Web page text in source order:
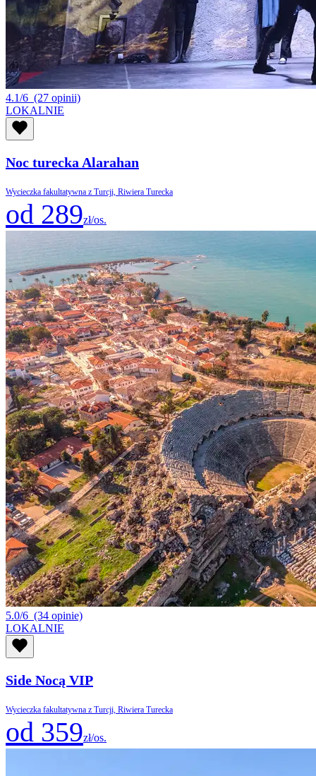
4.1/6 (27 opinii)
LOKALNIE
Noc turecka Alarahan
Wycieczka fakultatywna z Turcji, Riwiera Turecka
od 289zł/os.
5.0/6 (34 opinie)
LOKALNIE
Side Nocą VIP
Wycieczka fakultatywna z Turcji, Riwiera Turecka
od 359zł/os.